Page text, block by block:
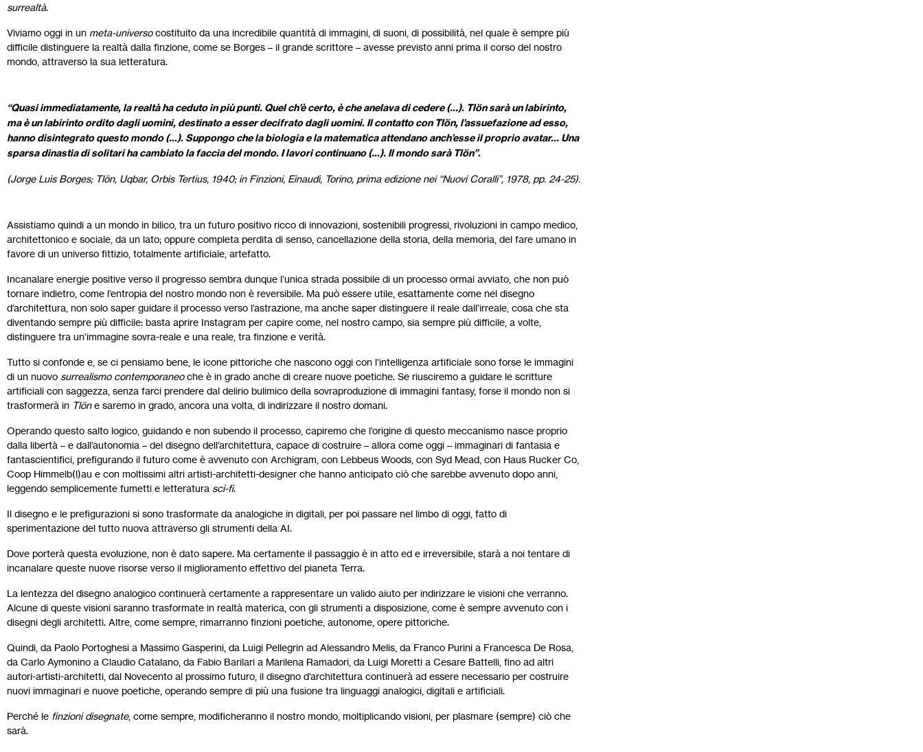
surrealtà.
Viviamo oggi in un meta-universocostituito da una incredibile quantità di immagini, di suoni, di possibilità, nel quale è sempre più
difficile distinguere la realtà dalla finzione, come se Borges – il grande scrittore – avesse previsto anni prima il corso del nostro
mondo, attraverso la sua letteratura.
“Quasi immediatamente, la realtà ha ceduto in più punti. Quel ch’è certo, è che anelava di cedere (…). Tlön sarà un labirinto,
ma è un labirinto ordito dagli uomini, destinato a esser decifrato dagli uomini. Il contatto con Tlön, l’assuefazione ad esso,
hanno disintegrato questo mondo (…). Suppongo che la biologia e la matematica attendano anch’esse il proprio avatar… Una
sparsa dinastia di solitari ha cambiato la faccia del mondo. I lavori continuano (…). Il mondo sarà Tlön”.
(Jorge Luis Borges; Tlön, Uqbar, Orbis Tertius, 1940; in Finzioni, Einaudi, Torino, prima edizione nei “Nuovi Coralli”, 1978, pp. 24-25).
Assistiamo quindi a un mondo in bilico, tra un futuro positivo ricco di innovazioni, sostenibili progressi, rivoluzioni in campo medico,
architettonico e sociale, da un lato; oppure completa perdita di senso, cancellazione della storia, della memoria, del fare umano in
favore di un universo fittizio, totalmente artificiale, artefatto.
Incanalare energie positive verso il progresso sembra dunque l’unica strada possibile di un processo ormai avviato, che non può
tornare indietro, come l’entropia del nostro mondo non è reversibile. Ma può essere utile, esattamente come nel disegno
d’architettura, non solo saper guidare il processo verso l’astrazione, ma anche saper distinguere il reale dall’irreale, cosa che sta
diventando sempre più difficile: basta aprire Instagram per capire come, nel nostro campo, sia sempre più difficile, a volte,
distinguere tra un’immagine sovra-reale e una reale, tra finzione e verità.
Tutto si confonde e, se ci pensiamo bene, le icone pittoriche che nascono oggi con l’intelligenza artificiale sono forse le immagini
di un nuovo surrealismo contemporaneoche è in grado anche di creare nuove poetiche. Se riusciremo a guidare le scritture
artificiali con saggezza, senza farci prendere dal delirio bulimico della sovraproduzione di immagini fantasy, forse il mondo non si
trasformerà in Tlöne saremo in grado, ancora una volta, di indirizzare il nostro domani.
Operando questo salto logico, guidando e non subendo il processo, capiremo che l’origine di questo meccanismo nasce proprio
dalla libertà – e dall’autonomia – del disegno dell’architettura, capace di costruire – allora come oggi – immaginari di fantasia e
fantascientifici, prefigurando il futuro come è avvenuto con Archigram, con Lebbeus Woods, con Syd Mead, con Haus Rucker Co,
Coop Himmelb(l)au e con moltissimi altri artisti-architetti-designer che hanno anticipato ciò che sarebbe avvenuto dopo anni,
leggendo semplicemente fumetti e letteratura sci-fi.
Il disegno e le prefigurazioni si sono trasformate da analogiche in digitali, per poi passare nel limbo di oggi, fatto di
sperimentazione del tutto nuova attraverso gli strumenti della AI.
Dove porterà questa evoluzione, non è dato sapere. Ma certamente il passaggio è in atto ed e irreversibile, starà a noi tentare di
incanalare queste nuove risorse verso il miglioramento effettivo del pianeta Terra.
La lentezza del disegno analogico continuerà certamente a rappresentare un valido aiuto per indirizzare le visioni che verranno.
Alcune di queste visioni saranno trasformate in realtà materica, con gli strumenti a disposizione, come è sempre avvenuto con i
disegni degli architetti. Altre, come sempre, rimarranno finzioni poetiche, autonome, opere pittoriche.
Quindi, da Paolo Portoghesi a Massimo Gasperini, da Luigi Pellegrin ad Alessandro Melis, da Franco Purini a Francesca De Rosa,
da Carlo Aymonino a Claudio Catalano, da Fabio Barilari a Marilena Ramadori, da Luigi Moretti a Cesare Battelli, fino ad altri
autori-artisti-architetti, dal Novecento al prossimo futuro, il disegno d’architettura continuerà ad essere necessario per costruire
nuovi immaginari e nuove poetiche, operando sempre di più una fusione tra linguaggi analogici, digitali e artificiali.
Perché le finzioni disegnate, come sempre, modificheranno il nostro mondo, moltiplicando visioni, per plasmare (sempre) ciò che
sarà.